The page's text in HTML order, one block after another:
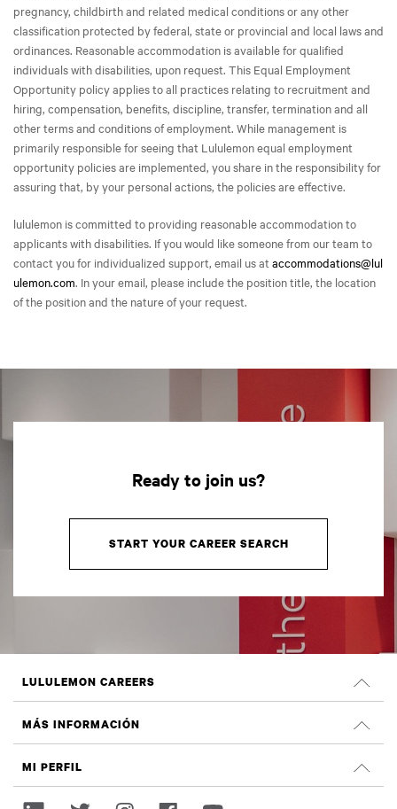
pregnancy, childbirth and related medical conditions or any other
classification protected by federal, state or provincial and local laws and
ordinances. Reasonable accommodation is available for qualified
individuals with disabilities, upon request. This Equal Employment
Opportunity policy applies to all practices relating to recruitment and
hiring, compensation, benefits, discipline, transfer, termination and all
other terms and conditions of employment. While management is
primarily responsible for seeing that Lululemon equal employment
opportunity policies are implemented, you share in the responsibility for
assuring that, by your personal actions, the policies are effective.
lululemon is committed to providing reasonable accommodation to
applicants with disabilities. If you would like someone from our team to
contact you for individualized support, email us at accommodations@lul
ulemon.com. In your email, please include the position title, the location
of the position and the nature of your request.
Ready to join us?
START YOUR CAREER SEARCH
LULULEMON CAREERS
Oportunidades profesionales
OFERTAS DE EMPLEO
MÁS INFORMACIÓN
Sostenibilidad e impacto social
MI PERFIL
Iniciar sesión